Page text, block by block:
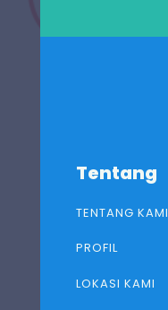
Tentang
TENTANG KAMI
PROFIL
LOKASI KAMI